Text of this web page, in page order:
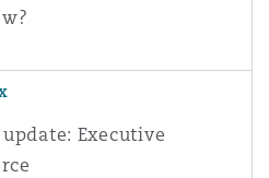
Executive